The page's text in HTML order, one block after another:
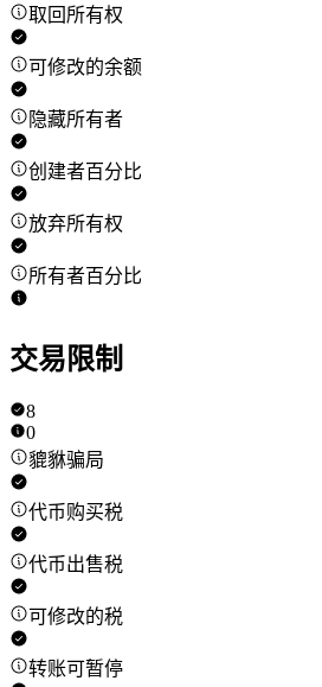
取回所有权
可修改的余额
隐藏所有者
创建者百分比
放弃所有权
所有者百分比
交易限制
8
0
貔貅骗局
代币购买税
代币出售税
可修改的税
转账可暂停